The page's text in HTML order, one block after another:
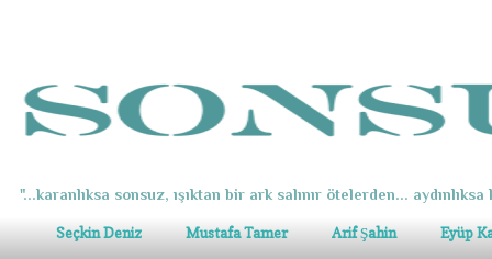
"...karanlıksa sonsuz, ışıktan bir ark salınır ötelerden... aydınlıksa
Seçkin Deniz Mustafa Tamer Arif Şahin Eyüp